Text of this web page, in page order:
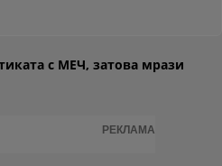
с МЕЧ, затова мрази
РЕКЛАМА